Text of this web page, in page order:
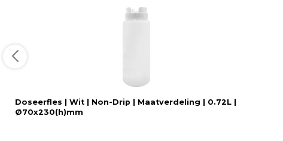
Doseerfles | Wit | Non-Drip | Maatverdeling | 0.72L |
Ø70x230(h)mm